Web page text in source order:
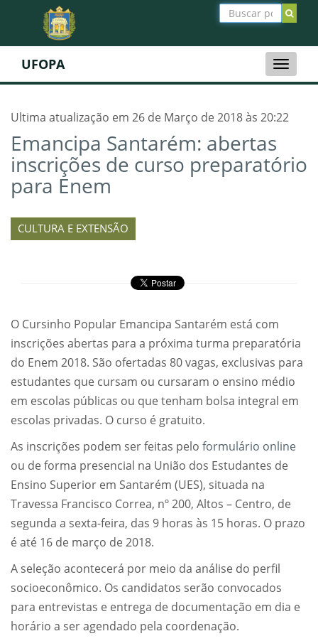
Toggle
UFOPA
Ultima atualização em 26 de Março de 2018 às 20:22
Emancipa Santarém: abertas
inscrições de curso preparatório
para Enem
CULTURA E EXTENSÃO
O Cursinho Popular Emancipa Santarém está com
inscrições abertas para a próxima turma preparatória
do Enem 2018. São ofertadas 80 vagas, exclusivas para
estudantes que cursam ou cursaram o ensino médio
em escolas públicas ou que tenham bolsa integral em
escolas privadas. O curso é gratuito.
As inscrições podem ser feitas pelo formulário online
ou de forma presencial na União dos Estudantes de
Ensino Superior em Santarém (UES), situada na
Travessa Francisco Correa, nº 200, Altos – Centro, de
segunda a sexta-feira, das 9 horas às 15 horas. O prazo
é até 16 de março de 2018.
A seleção acontecerá por meio da análise do perfil
socioeconômico. Os candidatos serão convocados
para entrevistas e entrega de documentação em dia e
horário a ser agendado pela coordenação.